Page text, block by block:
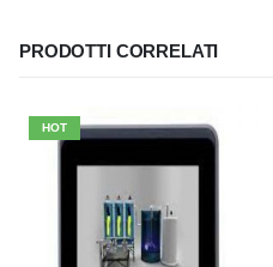
PRODOTTI CORRELATI
HOT